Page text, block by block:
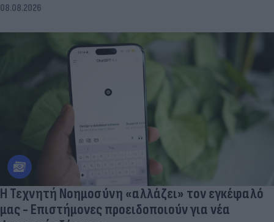
08.08.2026
Η Τεχνητή Νοημοσύνη «αλλάζει» τον εγκέφαλό
μας - Eπιστήμονες προειδοποιούν για νέα